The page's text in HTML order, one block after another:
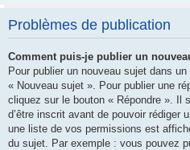
Problèmes de publication
Comment puis-je publier un
Pour publier un nouveau sujet dans
« Nouveau sujet ». Pour publier une
cliquez sur le bouton « Répondre ». Il
d’être inscrit avant de pouvoir rédiger
une liste de vos permissions est
du sujet. Par exemple : vous pouvez